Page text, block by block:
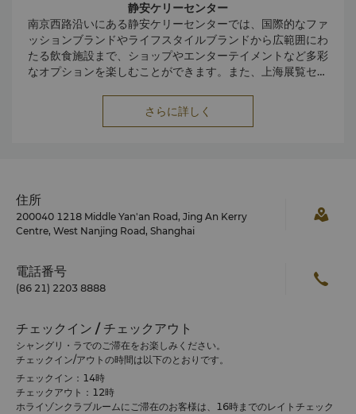
静安ケリーセンター
南京西路沿いにある静安ケリーセンターでは、国際的なファ
ッションブランドやライフスタイルブランドから広範囲にわ
たる飲食施設まで、ショップやエンターテイメントなど多彩
なオプションを楽しむことができます。また、上海展覧セン
ーターショー、フェスティバルなどが開催されています。
南京路の東端には、店舗や商店街が立ち並ぶ歩行者専用通路
があります。ここでは、地元の居住者や観光客が商品の値段
ファッションや織物、絹製品が大好きな方は、南外灘軽紡面
料市場は必見の場です。長衫（伝統的なチャイナドレス）は
メードは約2日間程度で仕上がります。 カフスボタンはペア
でUSD 1 ～で購入することができます。ただし、3フロアに
約100店舗の仕立屋があり、買い物客であふれているため、
うです。
さらに詳しく
住所
200040 1218 Middle Yan'an Road, Jing An Kerry
Centre, West Nanjing Road, Shanghai
電話番号
(86 21) 2203 8888
チェックイン / チェックアウト
シャングリ・ラでのご滞在をお楽しみください。
チェックイン/アウトの時間は以下のとおりです。
チェックイン：14時
チェックアウト：12時
ホライゾンクラブルームにご滞在のお客様は、16時までのレイトチェック